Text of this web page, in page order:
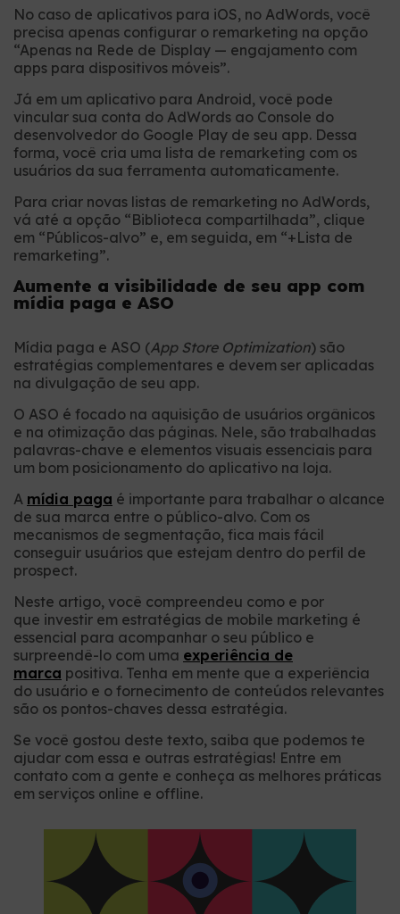
No caso de aplicativos para iOS, no AdWords, você
precisa apenas configurar o remarketing na opção
“Apenas na Rede de Display — engajamento com
apps para dispositivos móveis”.
Já em um aplicativo para Android, você pode
vincular sua conta do AdWords ao Console do
desenvolvedor do Google Play de seu app. Dessa
forma, você cria uma lista de remarketing com os
usuários da sua ferramenta automaticamente.
Para criar novas listas de remarketing no AdWords,
vá até a opção “Biblioteca compartilhada”, clique
em “Públicos-alvo” e, em seguida, em “+Lista de
remarketing”.
Aumente a visibilidade de seu app com
mídia paga e ASO
Mídia paga e ASO (App Store Optimization) são
estratégias complementares e devem ser aplicadas
na divulgação de seu app.
O ASO é focado na aquisição de usuários orgânicos
e na otimização das páginas. Nele, são trabalhadas
palavras-chave e elementos visuais essenciais para
um bom posicionamento do aplicativo na loja.
A mídia paga é importante para trabalhar o alcance
de sua marca entre o público-alvo. Com os
mecanismos de segmentação, fica mais fácil
conseguir usuários que estejam dentro do perfil de
prospect.
Neste artigo, você compreendeu como e por
que investir em estratégias de mobile marketing é
essencial para acompanhar o seu público e
surpreendê-lo com uma experiência de
marca positiva. Tenha em mente que a experiência
do usuário e o fornecimento de conteúdos relevantes
são os pontos-chaves dessa estratégia.
Se você gostou deste texto, saiba que podemos te
ajudar com essa e outras estratégias! Entre em
contato com a gente e conheça as melhores práticas
em serviços online e offline.